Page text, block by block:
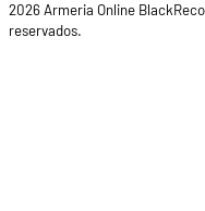
2026 Armeria Online
reservados.